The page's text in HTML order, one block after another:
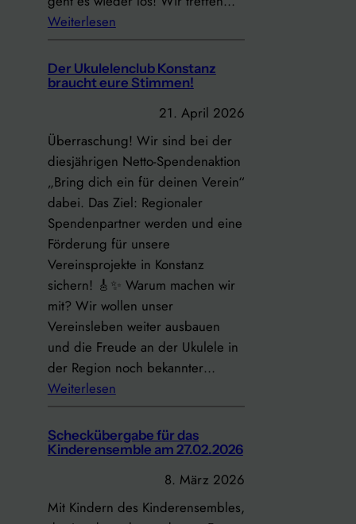
h
a
s
n
h
m
s
w
e
i
s
e
a
m
M
o
g
Weiterlesen:
k
u
l
e
a
m
M
i
t
t
w
o
c
h
–
e
m
n
Der Ukulelenclub Konstanz
braucht eure Stimmen!
21. April 2026
Überraschung! Wir sind bei der
diesjährigen Netto-Spendenaktion
„Bring dich ein für deinen Verein“
dabei. Das Ziel: Regionaler
Spendenpartner werden und eine
Förderung für unsere
Vereinsprojekte in Konstanz
sichern! 🎸✨ Warum machen wir
mit? Wir wollen unser
Vereinsleben weiter ausbauen
und die Freude an der Ukulele in
der Region noch bekannter…
Weiterlesen:
e
r
u
Scheckübergabe für das
Kinderensemble am 27.02.2026
8. März 2026
Mit Kindern des Kinderensembles,